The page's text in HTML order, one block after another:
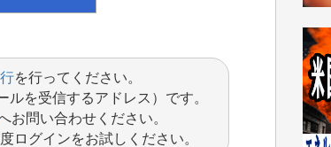
を行ってください。
ルを受信するアドレス）です。
お問い合わせください。
ログインをお試しください。